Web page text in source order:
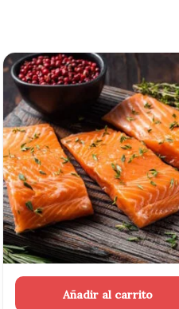
Añadir al carrito